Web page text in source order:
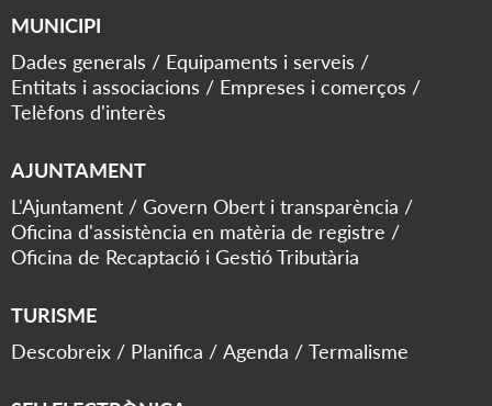
MUNICIPI
Dades generals
Equipaments i serveis
Entitats i associacions
Empreses i comerços
Telèfons d'interès
AJUNTAMENT
L'Ajuntament
Govern Obert i transparència
Oficina d'assistència en matèria de registre
Oficina de Recaptació i Gestió Tributària
TURISME
Descobreix
Planifica Agenda Termalisme